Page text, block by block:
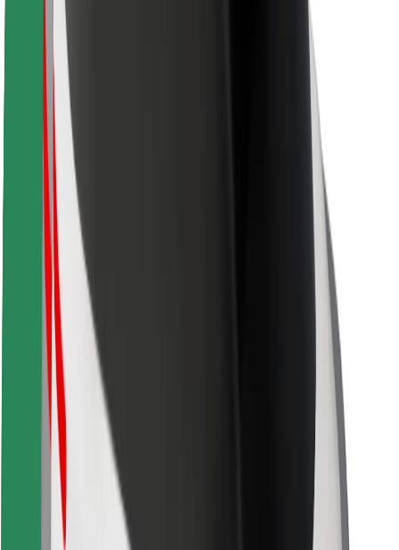
Byer
Byløsninger
Flyplasser
Bolt-ladestasjoner
Brukerstøtte
For passasjerer
For sjåfører
For leveringsbud
Bolt Food
For flåteeiere
For restauranter
Bolt for Business